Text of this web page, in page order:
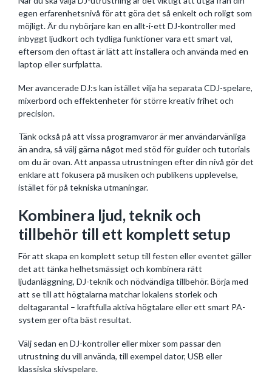
egen erfarenhetsnivå för att göra det så enkelt och roligt som
möjligt. Är du nybörjare kan en allt-i-ett DJ-kontroller med
inbyggt ljudkort och tydliga funktioner vara ett smart val,
eftersom den oftast är lätt att installera och använda med en
laptop eller surfplatta.
Mer avancerade DJ:s kan istället vilja ha separata CDJ-spelare,
mixerbord och effektenheter för större kreativ frihet och
precision.
Tänk också på att vissa programvaror är mer användarvänliga
än andra, så välj gärna något med stöd för guider och tutorials
om du är ovan. Att anpassa utrustningen efter din nivå gör det
enklare att fokusera på musiken och publikens upplevelse,
istället för på tekniska utmaningar.
Kombinera ljud, teknik och
tillbehör till ett komplett setup
För att skapa en komplett setup till festen eller eventet gäller
det att tänka helhetsmässigt och kombinera rätt
ljudanläggning, DJ-teknik och nödvändiga tillbehör. Börja med
att se till att högtalarna matchar lokalens storlek och
deltagarantal – kraftfulla aktiva högtalare eller ett smart PA-
system ger ofta bäst resultat.
Välj sedan en DJ-kontroller eller mixer som passar den
utrustning du vill använda, till exempel dator, USB eller
klassiska skivspelare.